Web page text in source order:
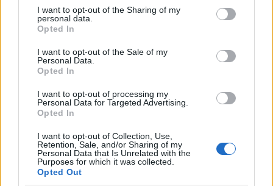
I want to opt-out of the Sharing of my
personal data.
Opted In
I want to opt-out of the Sale of my
Personal Data.
Opted In
I want to opt-out of processing my
Personal Data for Targeted Advertising.
Opted In
I want to opt-out of Collection, Use,
Retention, Sale, and/or Sharing of my
Personal Data that Is Unrelated with the
Purposes for which it was collected.
Opted Out
Mattarella, “adottato con tutte le famiglie”. E di
fianco alla scuola tengono una madrassa dove si
tutto gli consente.
La Ue è l’alluvione di disperati pronti a delinquere,
generazione e dare la colpa al bianco tossico
vecchia generazione. “Colpa del governo” dice
immancabilmente il sindaco vanitoso Sala ad ogni